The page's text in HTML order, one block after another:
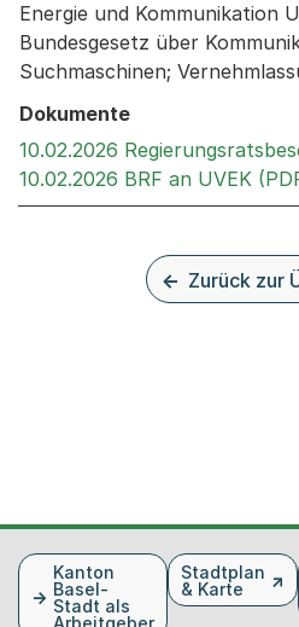
Energie und Kommunikation
Bundesgesetz über
Suchmaschinen;
Dokumente
10.02.2026
10.02.2026 BRF an UVEK
Zurück zur
FusszeileKanton
Basel-
Stadt als
Arbeitgeber
Stadtplan
& Karte